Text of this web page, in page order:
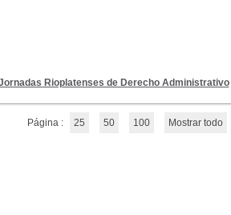
Rioplatenses de Derecho Administrativo
Página : 25 50 100 Mostrar todo